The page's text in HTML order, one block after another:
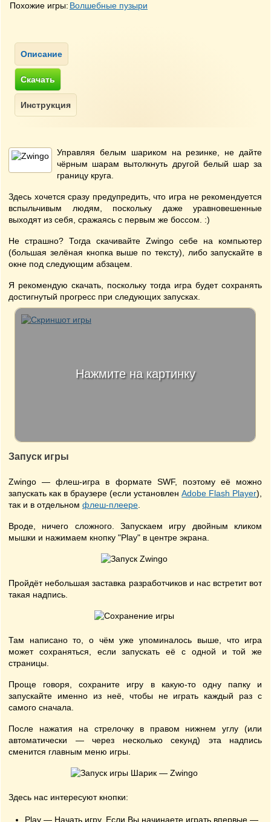
Похожие игры: Волшебные пузыри
Управляя белым шариком на резинке, не дайте
чёрным шарам вытолкнуть другой белый шар за
границу круга.
Здесь хочется сразу предупредить, что игра не рекомендуется
вспыльчивым людям, поскольку даже уравновешенные
выходят из себя, сражаясь с первым же боссом. :)
Не страшно? Тогда скачивайте Zwingo себе на компьютер
(большая зелёная кнопка выше по тексту), либо запускайте в
окне под следующим абзацем.
Я рекомендую скачать, поскольку тогда игра будет сохранять
достигнутый прогресс при следующих запусках.
Нажмите на картинку
Запуск игры
Zwingo — флеш-игра в формате SWF, поэтому её можно
запускать как в браузере (если установленAdobe Flash Player),
так и в отдельном флеш-плеере
Вроде, ничего сложного. Запускаем игру двойным кликом
мышки и нажимаем кнопку "Play" в центре экрана.
Пройдёт небольшая заставка разработчиков и нас встретит вот
такая надпись.
Там написано то, о чём уже упоминалось выше, что игра
может сохраняться, если запускать её с одной и той же
страницы.
Проще говоря, сохраните игру в какую-то одну папку и
запускайте именно из неё, чтобы не играть каждый раз с
самого сначала.
После нажатия на стрелочку в правом нижнем углу (или
автоматически — через несколько секунд) эта надпись
сменится главным меню игры.
Здесь нас интересуют кнопки:
Play — Начать игру. Если Вы начинаете играть впервые —